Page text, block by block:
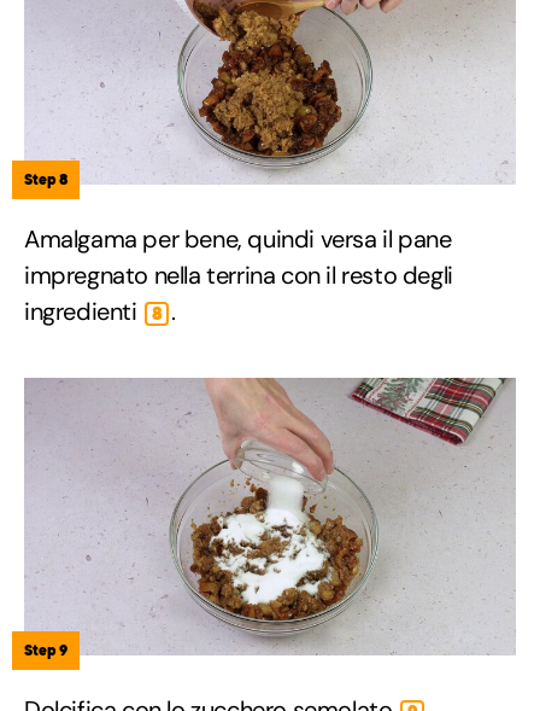
Step 8
Amalgama per bene, quindi versa il pane
impregnato nella terrina con il resto degli
ingredienti
8 .
Step 9